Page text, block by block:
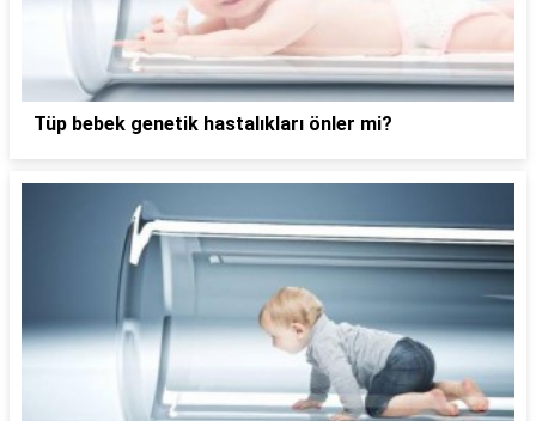
Tüp bebek genetik hastalıkları önler mi?